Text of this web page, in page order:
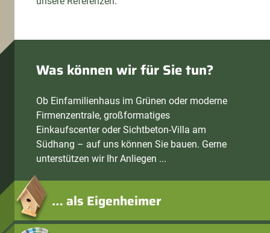
Was können wir für Sie tun?
Ob Einfamilienhaus im Grünen oder moderne
Firmenzentrale, großformatiges
Einkaufscenter oder Sichtbeton-Villa am
Südhang – auf uns können Sie bauen. Gerne
unterstützen wir Ihr Anliegen ...
… als Eigenheimer